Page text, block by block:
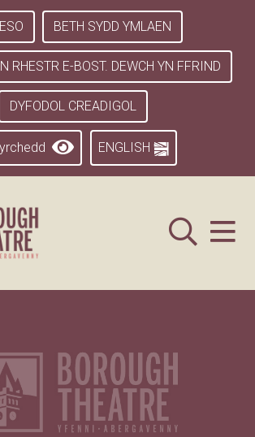
BETH SYDD YMLAEN
RHESTR E-BOST. DEWCH YN FFRIND
DYFODOL CREADIGOL
ENGLISH